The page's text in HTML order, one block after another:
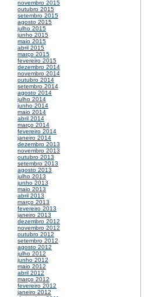
novembro 2015
outubro 2015
setembro 2015
agosto 2015
julho 2015
junho 2015
maio 2015
abril 2015
março 2015
fevereiro 2015
dezembro 2014
novembro 2014
outubro 2014
setembro 2014
agosto 2014
julho 2014
junho 2014
maio 2014
abril 2014
março 2014
fevereiro 2014
janeiro 2014
dezembro 2013
novembro 2013
outubro 2013
setembro 2013
agosto 2013
julho 2013
junho 2013
maio 2013
abril 2013
março 2013
fevereiro 2013
janeiro 2013
dezembro 2012
novembro 2012
outubro 2012
setembro 2012
agosto 2012
julho 2012
junho 2012
maio 2012
abril 2012
março 2012
fevereiro 2012
janeiro 2012